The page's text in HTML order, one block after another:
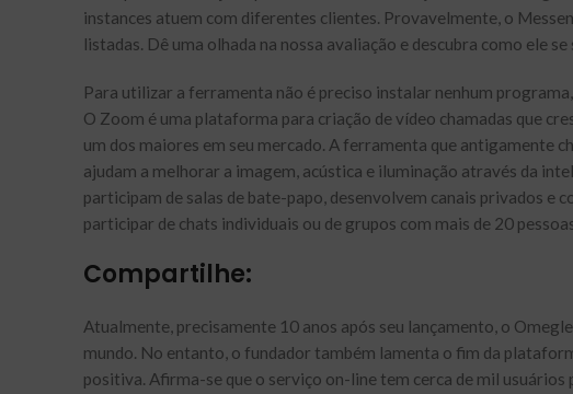
instances atuem com diferentes clientes. Provavelmente, o
listadas. Dê uma olhada na nossa avaliação e descubra como ele
Para utilizar a ferramenta não é preciso instalar nenhum
O Zoom é uma plataforma para criação de vídeo chamadas que
um dos maiores em seu mercado. A ferramenta que antigamente
ajudam a melhorar a imagem, acústica e iluminação através da
participam de salas de bate-papo, desenvolvem canais privados
participar de chats individuais ou de grupos com mais de 20
Compartilhe:
Atualmente, precisamente 10 anos após seu lançamento, o
mundo. No entanto, o fundador também lamenta o fim da
positiva. Afirma-se que o serviço on-line tem cerca de mil